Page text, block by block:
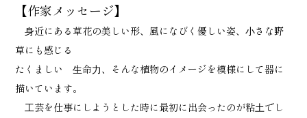
【作家メッセージ】
⾝近にある草花の美しい形、風になびく優しい姿、⼩さな野
草にも感じる
たくましい ⽣命⼒、そんな植物のイメージを模様にして器に
描いています。
⼯芸を仕事にしようとした時に最初に出会ったのが粘⼟でし